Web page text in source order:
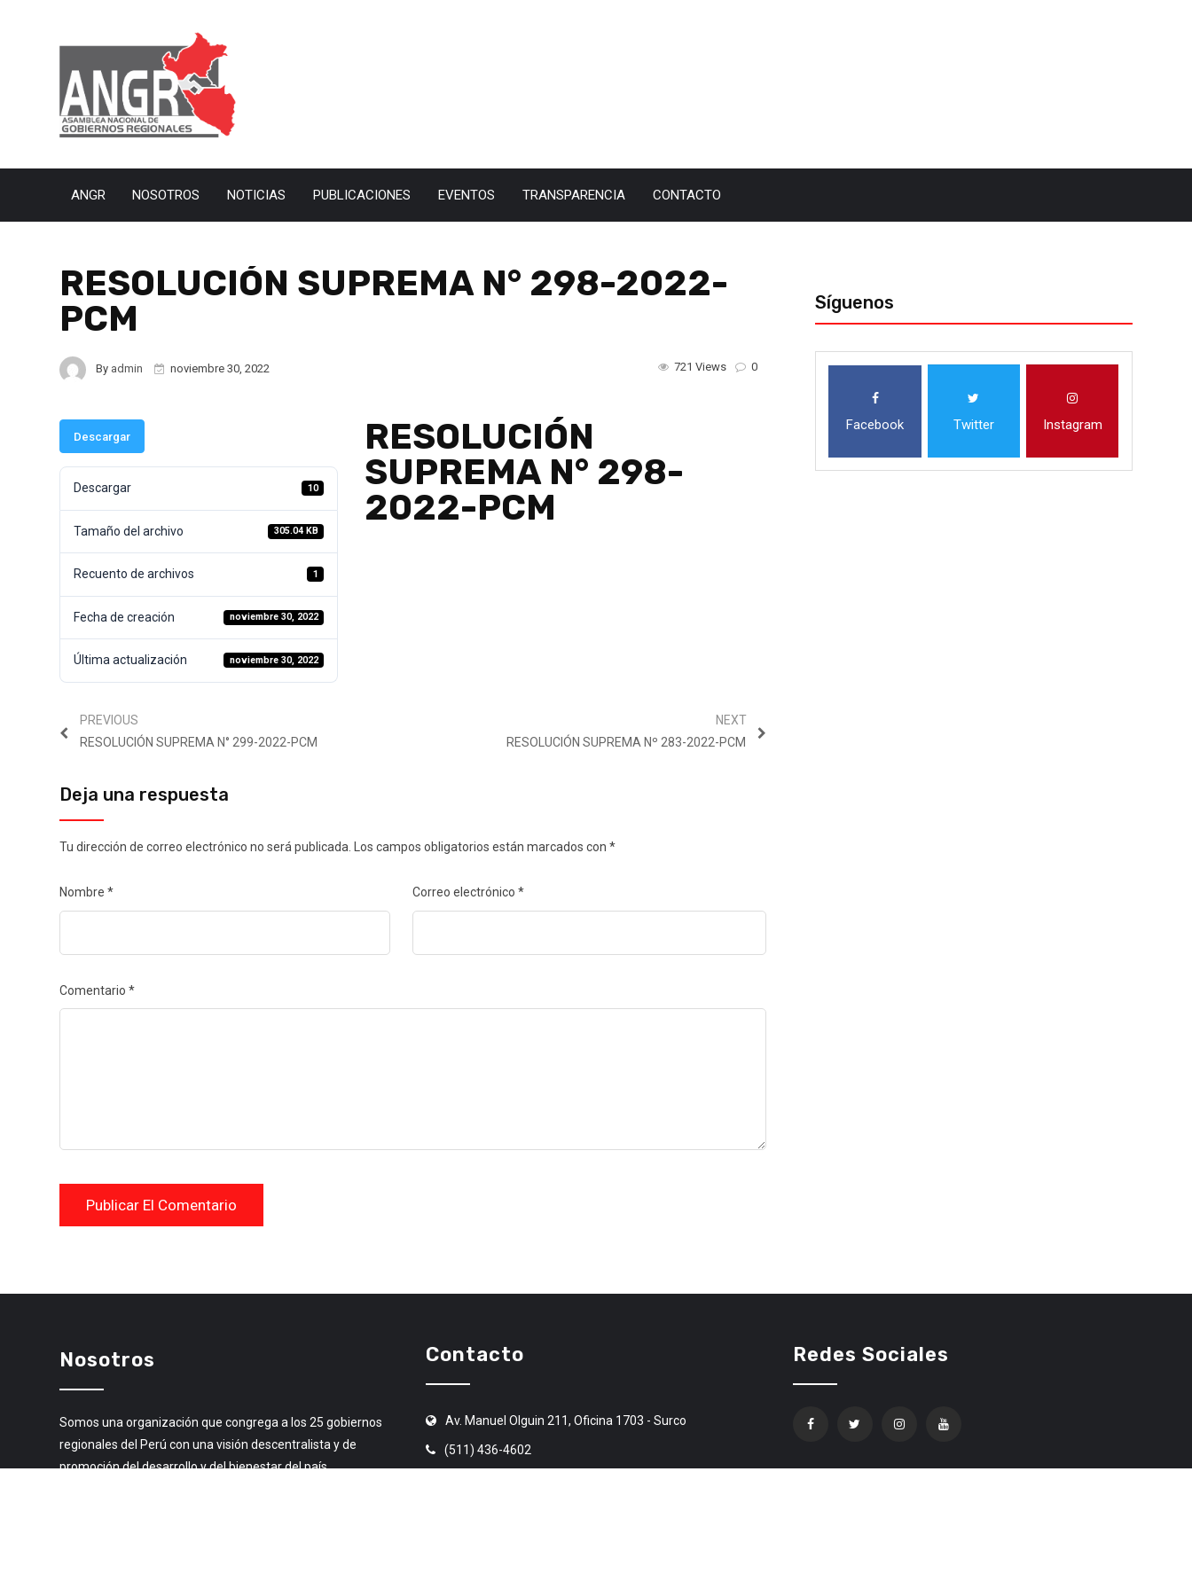
ANGR NOSOTROS NOTICIAS PUBLICACIONES EVENTOS TRANSPARENCIA CONTACTO
RESOLUCIÓN SUPREMA N° 298-2022-
PCM
By admin noviembre 30, 2022 0
721 Views
Descargar
Descargar 10
Tamaño del archivo 305.04 KB
Recuento de archivos 1
Fecha de creación noviembre 30, 2022
Última actualización noviembre 30, 2022
RESOLUCIÓN
SUPREMA N° 298-
2022-PCM
PREVIOUS
RESOLUCIÓN SUPREMA N° 299-2022-PCM
NEXT
RESOLUCIÓN SUPREMA Nº 283-2022-PCM
Deja una respuesta
Tu dirección de correo electrónico no será publicada. Los campos obligatorios están marcados con *
Nombre * Correo electrónico*
Comentario *
Síguenos
Facebook Twitter Instagram
Nosotros
Somos una organización que congrega a los 25 gobiernos
regionales del Perú con una visión descentralista y de
promoción del desarrollo y del bienestar del país.
Contacto
Av. Manuel Olguin 211, Oficina 1703 - Surco
(511) 436-4602
Redes Sociales